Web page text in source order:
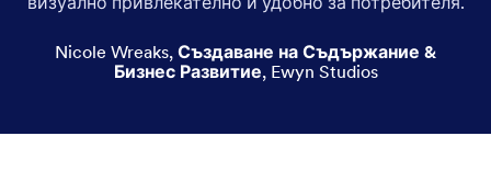
Кожени калъфи за телефони
Nicole Wreaks, Създаване на Съдържание &
Бизнес Развитие, Ewyn Studios